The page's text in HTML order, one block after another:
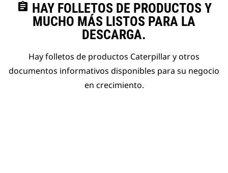
assignment HAY FOLLETOS DE PRODUCTOS Y
MUCHO MÁS LISTOS PARA LA
DESCARGA.
Hay folletos de productos Caterpillar y otros
documentos informativos disponibles para su negocio
en crecimiento.